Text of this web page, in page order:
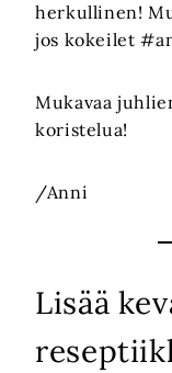
herkullinen!
jos kokeilet
Mukavaa
koristelua!
/Anni
Lisää